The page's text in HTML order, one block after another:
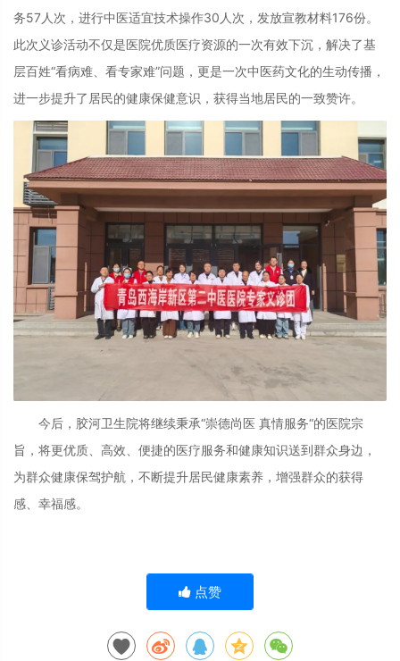
务57人次，进行中医适宜技术操作30人次，发放宣教材料176份。
此次义诊活动不仅是医院优质医疗资源的一次有效下沉，解决了基
层百姓“看病难、看专家难”问题，更是一次中医药文化的生动传播，
进一步提升了居民的健康保健意识，获得当地居民的一致赞许。
今后，胶河卫生院将继续秉承“崇德尚医 真情服务“的医院宗
旨，将更优质、高效、便捷的医疗服务和健康知识送到群众身边，
为群众健康保驾护航，不断提升居民健康素养，增强群众的获得
感、幸福感。
点赞